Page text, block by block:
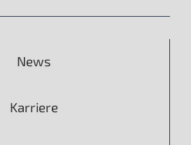
News
Karriere